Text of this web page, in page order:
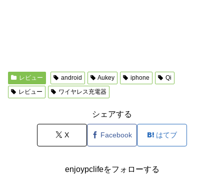
レビュー android Aukey iphone
Qi
レビュー
ワイヤレス充電器
シェアする
X Facebook はてブ
enjoypclifeをフォローする